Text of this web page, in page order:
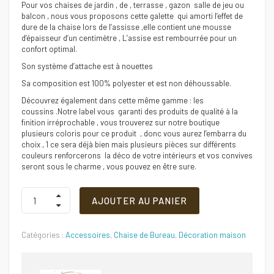
Pour vos chaises de jardin , de , terrasse , gazon salle de jeu ou
balcon , nous vous proposons cette galette qui amorti l’effet de
dure de la chaise lors de l’assisse ,elle contient une mousse
d’épaisseur d’un centimètre , L’assise est rembourrée pour un
confort optimal.
Son système d’attache est à nouettes
Sa composition est 100% polyester et est non déhoussable.
Découvrez également dans cette même gamme : les
coussins .Notre label vous garanti des produits de qualité à la
finition irréprochable , vous trouverez sur notre boutique
plusieurs coloris pour ce produit , donc vous aurez l’embarra du
choix , 1 ce sera déjà bien mais plusieurs pièces sur différents
couleurs renforcerons la déco de votre intérieurs et vos convives
seront sous le charme , vous pouvez en être sure.
Galette
chaise
-
imperméable
AJOUTER AU PANIER
Catégories : Accessoires, Chaise de Bureau, Décoration maison